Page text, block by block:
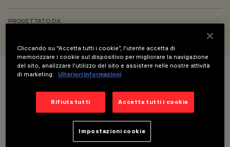
PROGETTATO DA
COLORE
Cliccando su “Accetta tutti i cookie”, l'utente accetta di
memorizzare i cookie sul dispositivo per migliorare la navigazione
del sito, analizzare l'utilizzo del sito e assistere nelle nostre attività
di marketing.
Ulteriori informazioni
Rifiuta tutti Accetta tutti i cookie
Impostazioni cookie